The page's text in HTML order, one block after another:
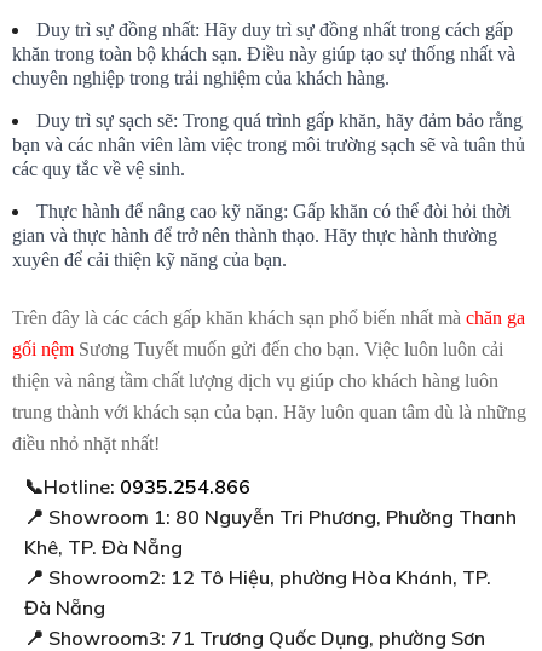
Duy trì sự đồng nhất: Hãy duy trì sự đồng nhất trong cách gấp
khăn trong toàn bộ khách sạn. Điều này giúp tạo sự thống nhất và
chuyên nghiệp trong trải nghiệm của khách hàng.
Duy trì sự sạch sẽ: Trong quá trình gấp khăn, hãy đảm bảo rằng
bạn và các nhân viên làm việc trong môi trường sạch sẽ và tuân thủ
các quy tắc về vệ sinh.
Thực hành để nâng cao kỹ năng: Gấp khăn có thể đòi hỏi thời
gian và thực hành để trở nên thành thạo. Hãy thực hành thường
xuyên để cải thiện kỹ năng của bạn.
Trên đây là các cách gấp khăn khách sạn phổ biến nhất mà chăn ga
gối nệm Sương Tuyết muốn gửi đến cho bạn. Việc luôn luôn cải
thiện và nâng tầm chất lượng dịch vụ giúp cho khách hàng luôn
trung thành với khách sạn của bạn. Hãy luôn quan tâm dù là những
điều nhỏ nhặt nhất!
📞Hotline: 0935.254.866
📍 Showroom 1: 80 Nguyễn Tri Phương, Phường Thanh
Khê, TP. Đà Nẵng
📍 Showroom2: 12 Tô Hiệu, phường Hòa Khánh, TP.
Đà Nẵng
📍 Showroom3: 71 Trương Quốc Dụng, phường Sơn